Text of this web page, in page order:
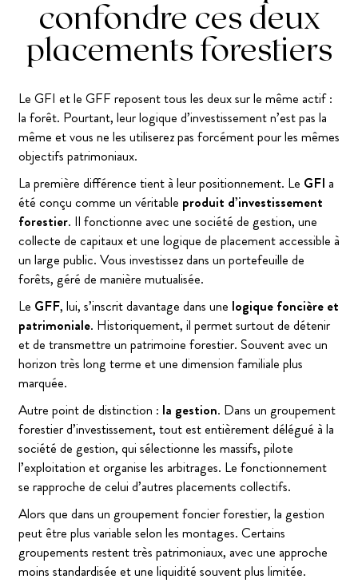
confondre ces deux
placements forestiers
Le GFI et le GFF reposent tous les deux sur le même actif :
la forêt. Pourtant, leur logique d’investissement n’est pas la
même et vous ne les utiliserez pas forcément pour les mêmes
objectifs patrimoniaux.
La première différence tient à leur positionnement. Le GFI a
été conçu comme un véritable produit d’investissement
forestier. Il fonctionne avec une société de gestion, une
collecte de capitaux et une logique de placement accessible à
un large public. Vous investissez dans un portefeuille de
forêts, géré de manière mutualisée.
Le GFF, lui, s’inscrit davantage dans une logique foncière et
patrimoniale. Historiquement, il permet surtout de détenir
et de transmettre un patrimoine forestier. Souvent avec un
horizon très long terme et une dimension familiale plus
marquée.
Autre point de distinction : la gestion. Dans un groupement
forestier d’investissement, tout est entièrement délégué à la
société de gestion, qui sélectionne les massifs, pilote
l’exploitation et organise les arbitrages. Le fonctionnement
se rapproche de celui d’autres placements collectifs.
Alors que dans un groupement foncier forestier, la gestion
peut être plus variable selon les montages. Certains
groupements restent très patrimoniaux, avec une approche
moins standardisée et une liquidité souvent plus limitée.